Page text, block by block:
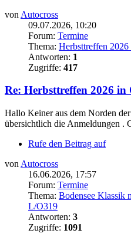
von Autocross
09.07.2026, 10:20
Forum: Termine
Thema: Herbsttreffen
Antworten: 1
Zugriffe: 417
Re: Herbsttreffen 2026 in
Hallo Keiner aus dem Norden
übersichtlich die Anmeldungen .
Rufe den Beitrag auf
von Autocross
16.06.2026, 17:57
Forum: Termine
Thema: Bodensee Klassik
L/O319
Antworten: 3
Zugriffe: 1091